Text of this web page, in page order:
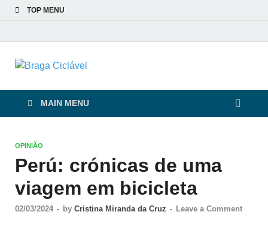
TOP MENU
Braga Ciclável
MAIN MENU
OPINIÃO
Perú: crónicas de uma
viagem em bicicleta
02/03/2024 - by Cristina Miranda da Cruz - Leave a Comment